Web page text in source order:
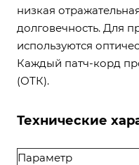
низкая
долговечность. Для
используются
Каждый патч-корд
(ОТК).
Технические
Параметр